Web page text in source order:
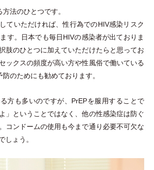
法のひとつです。
ていただければ、性行為でのHIV感染リスク
す。日本でも毎日HIVの感染者が出ておりま
肢のひとつに加えていただけたらと思ってお
ックスの頻度が高い方や性風俗で働いている
のためにも勧めております。
方も多いのですが、PrEPを服用することで
」
ということではなく、他の性感染症は防ぐ
コンドームの使用も今まで通り必要不可欠な
しょう。